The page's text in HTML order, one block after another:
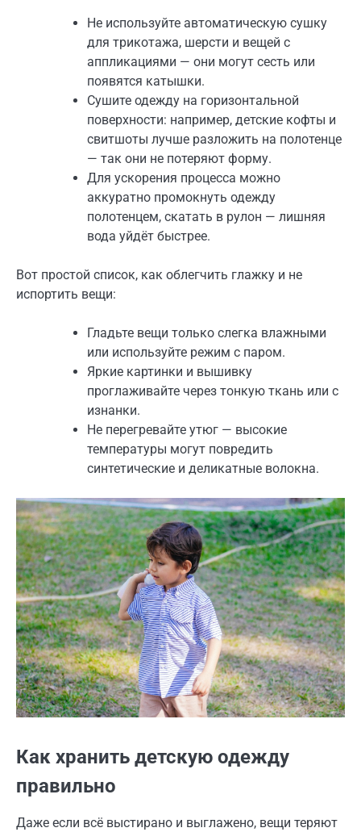
Не используйте автоматическую сушку
для трикотажа, шерсти и вещей с
аппликациями — они могут сесть или
появятся катышки.
Сушите одежду на горизонтальной
поверхности: например, детские кофты и
свитшоты лучше разложить на полотенце
— так они не потеряют форму.
Для ускорения процесса можно
аккуратно промокнуть одежду
полотенцем, скатать в рулон — лишняя
вода уйдёт быстрее.
Вот простой список, как облегчить глажку и не
испортить вещи:
Гладьте вещи только слегка влажными
или используйте режим с паром.
Яркие картинки и вышивку
проглаживайте через тонкую ткань или с
изнанки.
Не перегревайте утюг — высокие
температуры могут повредить
синтетические и деликатные волокна.
Как хранить детскую одежду
правильно
Даже если всё выстирано и выглажено, вещи теряют